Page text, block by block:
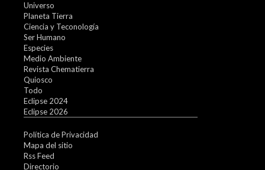
Universo
Planeta Tierra
Ciencia y Teconología
Ser Humano
Especies
Medio Ambiente
Revista Chematierra
Quiosco
Todo
Eclipse 2024
Eclipse 2026
Política de Privacidad
Mapa del sitio
Rss Feed
Directorio